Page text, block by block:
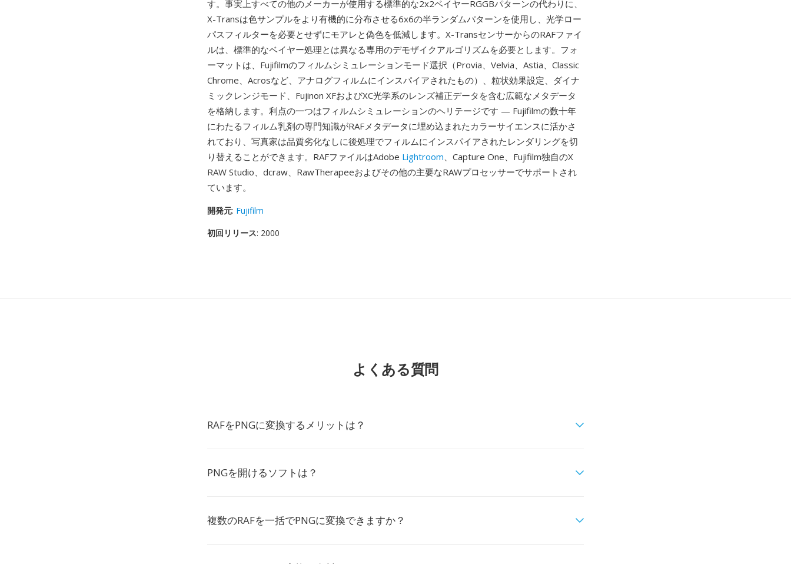
す。事実上すべての他のメーカーが使用する標準的な2x2ベイヤーRGGBパターンの代わりに、
X-Transは色サンプルをより有機的に分布させる6x6の半ランダムパターンを使用し、光学ロー
パスフィルターを必要とせずにモアレと偽色を低減します。X-TransセンサーからのRAFファイ
ルは、標準的なベイヤー処理とは異なる専用のデモザイクアルゴリズムを必要とします。フォ
ーマットは、Fujifilmのフィルムシミュレーションモード選択（Provia、Velvia、Astia、Classic
Chrome、Acrosなど、アナログフィルムにインスパイアされたもの）、粒状効果設定、ダイナ
ミックレンジモード、Fujinon XFおよびXC光学系のレンズ補正データを含む広範なメタデータ
を格納します。利点の一つはフィルムシミュレーションのヘリテージです — Fujifilmの数十年
にわたるフィルム乳剤の専門知識がRAFメタデータに埋め込まれたカラーサイエンスに活かさ
れており、写真家は品質劣化なしに後処理でフィルムにインスパイアされたレンダリングを切
り替えることができます。RAFファイルはAdobe Lightroom、Capture One、Fujifilm独自のX
RAW Studio、dcraw、RawTherapeeおよびその他の主要なRAWプロセッサーでサポートされ
ています。
開発元: Fujifilm
初回リリース: 2000
よくある質問
RAFをPNGに変換するメリットは？
PNGを開けるソフトは？
複数のRAFを一括でPNGに変換できますか？